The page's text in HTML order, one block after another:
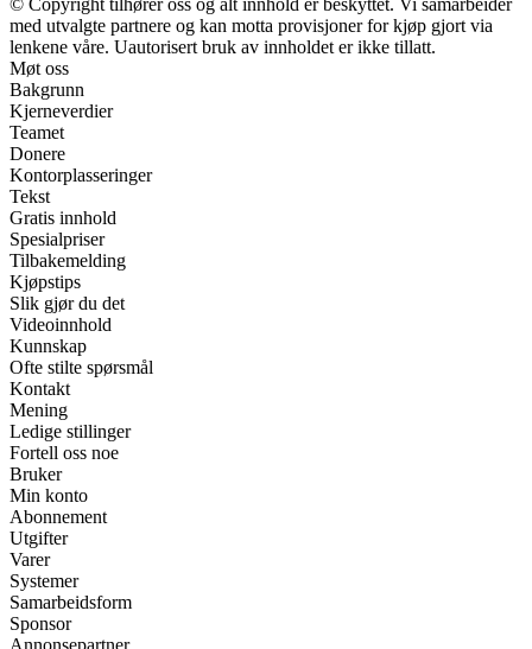
© Copyright tilhører oss og alt innhold er beskyttet. Vi samarbeider
med utvalgte partnere og kan motta provisjoner for kjøp gjort via
lenkene våre. Uautorisert bruk av innholdet er ikke tillatt.
Møt oss
Bakgrunn
Kjerneverdier
Teamet
Donere
Kontorplasseringer
Tekst
Gratis innhold
Spesialpriser
Tilbakemelding
Kjøpstips
Slik gjør du det
Videoinnhold
Kunnskap
Ofte stilte spørsmål
Kontakt
Mening
Ledige stillinger
Fortell oss noe
Bruker
Min konto
Abonnement
Utgifter
Varer
Systemer
Samarbeidsform
Sponsor
Annonsepartner